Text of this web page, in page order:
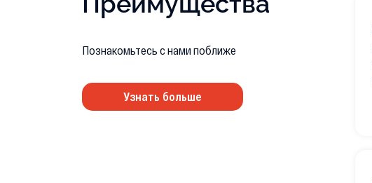
Познакомьтесь с нами поближе
Узнать больше